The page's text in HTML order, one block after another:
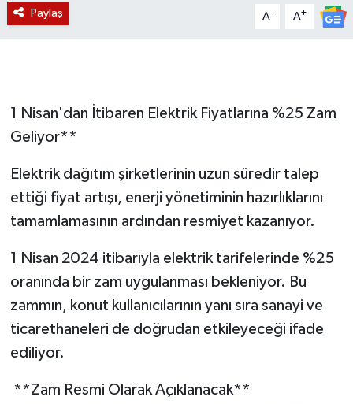
Paylaş A- A+
1 Nisan'dan İtibaren Elektrik Fiyatlarına %25 Zam
Geliyor**
Elektrik dağıtım şirketlerinin uzun süredir talep
ettiği fiyat artışı, enerji yönetiminin hazırlıklarını
tamamlamasının ardından resmiyet kazanıyor.
1 Nisan 2024 itibarıyla elektrik tarifelerinde %25
oranında bir zam uygulanması bekleniyor. Bu
zammın, konut kullanıcılarının yanı sıra sanayi ve
ticarethaneleri de doğrudan etkileyeceği ifade
ediliyor.
**Zam Resmi Olarak Açıklanacak**